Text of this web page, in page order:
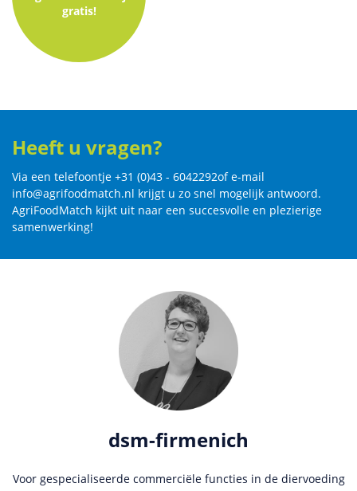
gratis!
Heeft u vragen?
Via een telefoontje +31 (0)43 - 6042292of e-mail
info@agrifoodmatch.nl krijgt u zo snel mogelijk antwoord.
AgriFoodMatch kijkt uit naar een succesvolle en plezierige
samenwerking!
dsm-firmenich
Voor gespecialiseerde commerciële functies in de diervoeding
Ceres
Wij maken al enige tijd gebruik van deze website voor het